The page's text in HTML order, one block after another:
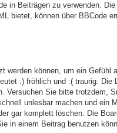
in Beiträgen zu verwenden.
bietet, können über BBCode
werden können, um ein Gefühl
:) fröhlich und :( traurig. Die
Versuchen Sie bitte trotzdem,
unlesbar machen und ein
gar komplett löschen. Die
in einem Beitrag benutzen